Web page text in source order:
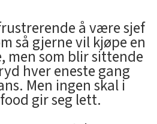
å være sjef
så gjerne vil kjøpe en
men som blir sittende
hver eneste gang
Men ingen skal i
gir seg lett.